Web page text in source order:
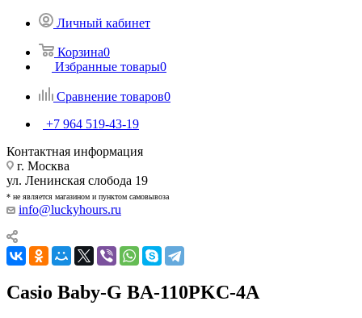
Личный кабинет
Корзина0
Избранные товары0
Сравнение товаров0
+7 964 519-43-19
Контактная информация
г. Москва
ул. Ленинская слобода 19
* не является магазином и пунктом самовывоза
info@luckyhours.ru
Casio Baby-G BA-110PKC-4A